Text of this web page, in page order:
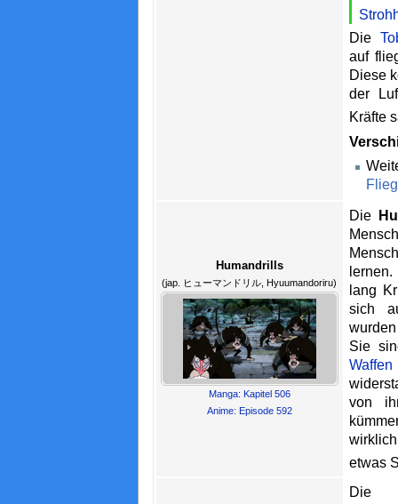
Die
auf
Diese
der
Kräfte
Humandrills
(jap. ヒューマンドリル, Hyuumandoriru)
Manga: Kapitel 506
Anime: Episode 592
Die
lang
sich
Sie
Waffen
von
etwas
Die